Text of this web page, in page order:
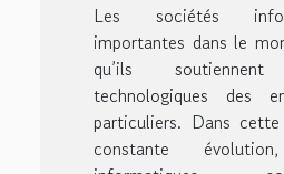
Les sociétés
importantes dans le
qu’ils
technologiques des
particuliers. Dans
constante